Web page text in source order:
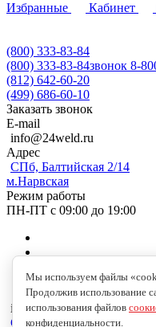
Избранные
Кабинет
(800) 333-83-84
(800) 333-83-84звонок 8-
(812) 642-60-20
(499) 686-60-10
Заказать звонок
E-mail
info@24weld.ru
Адрес
СПб, Балтийская 2/14
м.Нарвская
Режим работы
ПН-ПТ с 09:00 до 19:00
info@24weld.ru
СПб, Балтийская 2/14
Мы используем файлы
Продолжив использование
использования файлов
конфиденциальности.